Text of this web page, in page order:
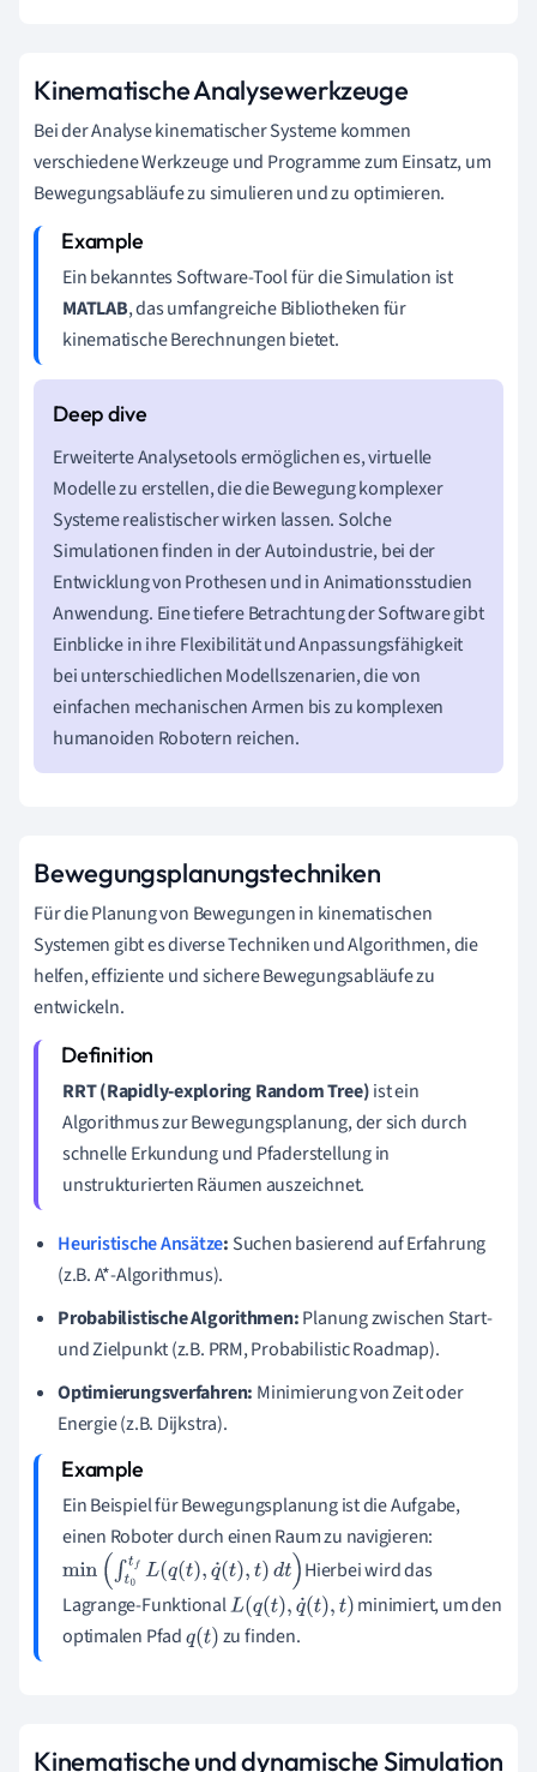
Kinematische Analysewerkzeuge
Bei der Analyse kinematischer Systeme kommen
verschiedene Werkzeuge und Programme zum Einsatz, um
Bewegungsabläufe zu simulieren und zu optimieren.
Ein bekanntes Software-Tool für die Simulation ist
MATLAB, das umfangreiche Bibliotheken für
kinematische Berechnungen bietet.
Erweiterte Analysetools ermöglichen es, virtuelle
Modelle zu erstellen, die die Bewegung komplexer
Systeme realistischer wirken lassen. Solche
Simulationen finden in der Autoindustrie, bei der
Entwicklung von Prothesen und in Animationsstudien
Anwendung. Eine tiefere Betrachtung der Software gibt
Einblicke in ihre Flexibilität und Anpassungsfähigkeit
bei unterschiedlichen Modellszenarien, die von
einfachen mechanischen Armen bis zu komplexen
humanoiden Robotern reichen.
Bewegungsplanungstechniken
Für die Planung von Bewegungen in kinematischen
Systemen gibt es diverse Techniken und Algorithmen, die
helfen, effiziente und sichere Bewegungsabläufe zu
entwickeln.
RRT (Rapidly-exploring Random Tree)ist ein
Algorithmus zur Bewegungsplanung, der sich durch
schnelle Erkundung und Pfaderstellung in
unstrukturierten Räumen auszeichnet.
Heuristische Ansätze: Suchen basierend auf Erfahrung
(z.B. A*-Algorithmus).
Probabilistische Algorithmen:Planung zwischen Start-
und Zielpunkt (z.B. PRM, Probabilistic Roadmap).
Optimierungsverfahren: Minimierung von Zeit oder
Energie (z.B. Dijkstra).
Ein Beispiel für Bewegungsplanung ist die Aufgabe,
einen Roboter durch einen Raum zu navigieren:
min( ∫t 0tfL (q(t),q˙(t),t)dt)
Hierbei wird das
Lagrange-FunktionalL(q(t),q˙(t),t)
minimiert, um den
optimalen Pfadq(t) zu finden.
Kinematische und dynamische Simulation